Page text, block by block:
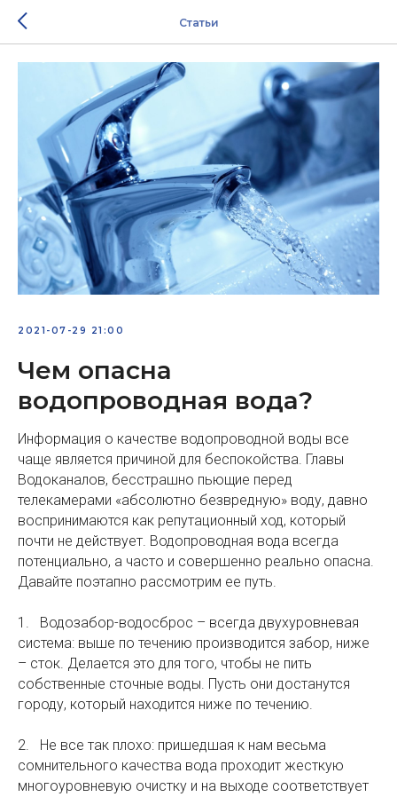
Статьи
2021-07-29 21:00
Чем опасна
водопроводная вода?
Информация о качестве водопроводной воды все
чаще является причиной для беспокойства. Главы
Водоканалов, бесстрашно пьющие перед
телекамерами «абсолютно безвредную» воду, давно
воспринимаются как репутационный ход, который
почти не действует. Водопроводная вода всегда
потенциально, а часто и совершенно реально опасна.
Давайте поэтапно рассмотрим ее путь.
1. Водозабор-водосброс – всегда двухуровневая
система: выше по течению производится забор, ниже
– сток. Делается это для того, чтобы не пить
собственные сточные воды. Пусть они достанутся
городу, который находится ниже по течению.
2. Не все так плохо: пришедшая к нам весьма
сомнительного качества вода проходит жесткую
многоуровневую очистку и на выходе соответствует